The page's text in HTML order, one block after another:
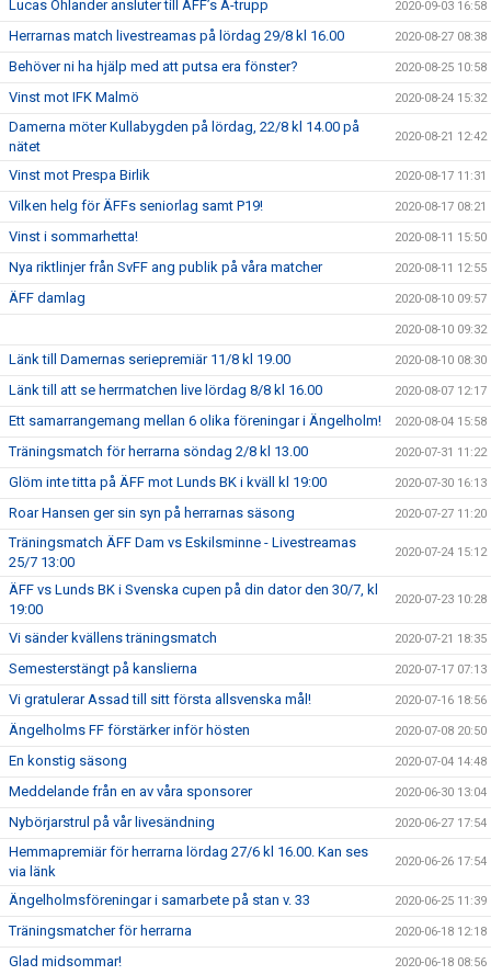
Lucas Ohlander ansluter till ÄFF’s A-trupp 2020-09-03 16:58
Herrarnas match livestreamas på lördag 29/8 kl 16.00 2020-08-27 08:38
Behöver ni ha hjälp med att putsa era fönster? 2020-08-25 10:58
Vinst mot IFK Malmö 2020-08-24 15:32
Damerna möter Kullabygden på lördag, 22/8 kl 14.00 på
nätet
2020-08-21 12:42
Vinst mot Prespa Birlik 2020-08-17 11:31
Vilken helg för ÄFFs seniorlag samt P19! 2020-08-17 08:21
Vinst i sommarhetta! 2020-08-11 15:50
Nya riktlinjer från SvFF ang publik på våra matcher 2020-08-11 12:55
ÄFF damlag 2020-08-10 09:57
2020-08-10 09:32
Länk till Damernas seriepremiär 11/8 kl 19.00 2020-08-10 08:30
Länk till att se herrmatchen live lördag 8/8 kl 16.00 2020-08-07 12:17
Ett samarrangemang mellan 6 olika föreningar i Ängelholm! 2020-08-04 15:58
Träningsmatch för herrarna söndag 2/8 kl 13.00 2020-07-31 11:22
Glöm inte titta på ÄFF mot Lunds BK i kväll kl 19:00 2020-07-30 16:13
Roar Hansen ger sin syn på herrarnas säsong 2020-07-27 11:20
Träningsmatch ÄFF Dam vs Eskilsminne - Livestreamas
25/7 13:00
2020-07-24 15:12
ÄFF vs Lunds BK i Svenska cupen på din dator den 30/7, kl
19:00
2020-07-23 10:28
Vi sänder kvällens träningsmatch 2020-07-21 18:35
Semesterstängt på kanslierna 2020-07-17 07:13
Vi gratulerar Assad till sitt första allsvenska mål! 2020-07-16 18:56
Ängelholms FF förstärker inför hösten 2020-07-08 20:50
En konstig säsong 2020-07-04 14:48
Meddelande från en av våra sponsorer 2020-06-30 13:04
Nybörjarstrul på vår livesändning 2020-06-27 17:54
Hemmapremiär för herrarna lördag 27/6 kl 16.00. Kan ses
via länk
2020-06-26 17:54
Ängelholmsföreningar i samarbete på stan v. 33 2020-06-25 11:39
Träningsmatcher för herrarna 2020-06-18 12:18
Glad midsommar! 2020-06-18 08:56